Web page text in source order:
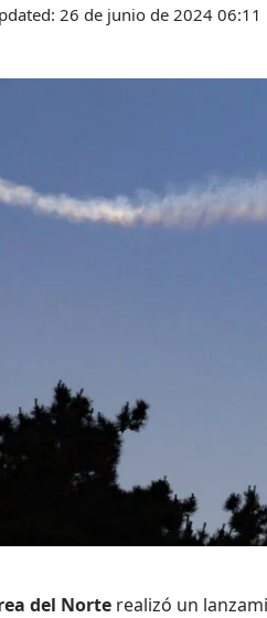
26 de junio de 2024 06:11
del Norte realizó un